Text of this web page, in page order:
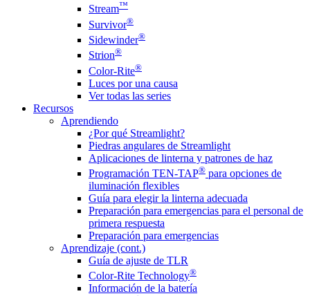
Stream™
Survivor®
Sidewinder®
Strion®
Color-Rite®
Luces por una causa
Ver todas las series
Recursos
Aprendiendo
¿Por qué Streamlight?
Piedras angulares de Streamlight
Aplicaciones de linterna y patrones de haz
Programación TEN-TAP® para opciones de
iluminación flexibles
Guía para elegir la linterna adecuada
Preparación para emergencias para el personal de
primera respuesta
Preparación para emergencias
Aprendizaje (cont.)
Guía de ajuste de TLR
Color-Rite Technology®
Información de la batería